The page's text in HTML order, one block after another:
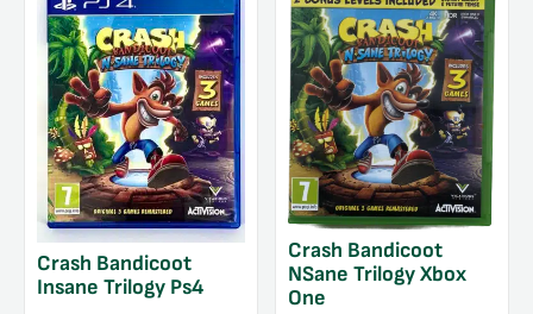
Crash Bandicoot
Insane Trilogy Ps4
Crash Bandicoot
NSane Trilogy Xbox
One